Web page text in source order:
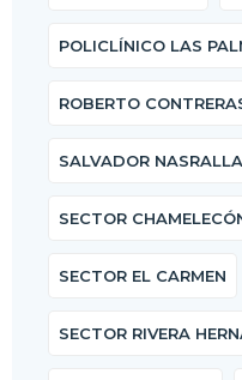
POLICLÍNICO LAS
ROBERTO
SALVADOR NASRALLA
SECTOR
SECTOR EL CARMEN
SECTOR RIVERA